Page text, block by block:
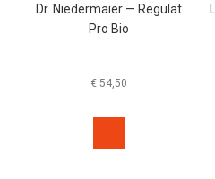
Dr. Niedermaier — Regulat
Pro Bio
€ 54,50